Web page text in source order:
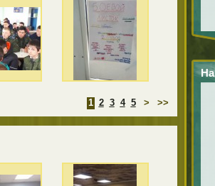
1 2 3 4 5 > >>